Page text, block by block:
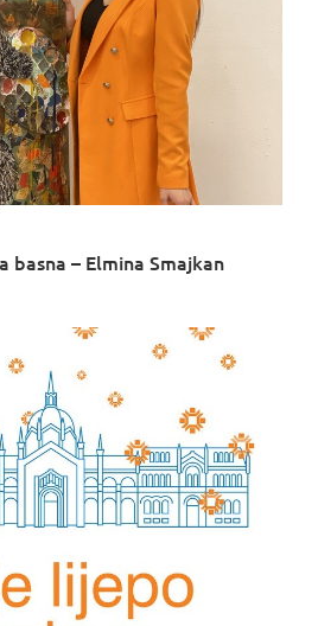
basna – Elmina Smajkan